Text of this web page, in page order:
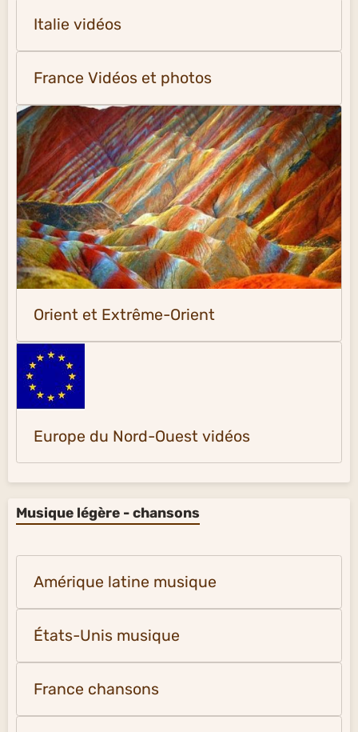
Italie vidéos
France Vidéos et photos
Orient et Extrême-Orient
Europe du Nord-Ouest vidéos
Musique légère - chansons
Amérique latine musique
États-Unis musique
France chansons